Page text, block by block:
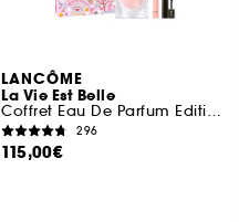
LANCÔME
La Vie Est Belle
Coffret Eau De Parfum Edition Limitée Fête Des Mères
296
115,00€